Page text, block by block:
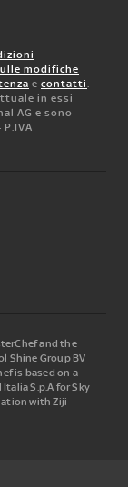
modifiche
e contatti
in essi
AG e sono
and the
Shine Group BV
is based on a
S.p.A for Sky
with Ziji